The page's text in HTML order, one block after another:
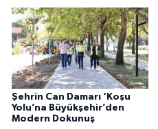
Şehrin Can Damarı ‘Koşu
Yolu’na Büyükşehir’den
Modern Dokunuş